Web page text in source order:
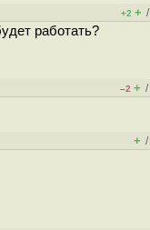
+2 + /
работать?
–2 + /
+ /